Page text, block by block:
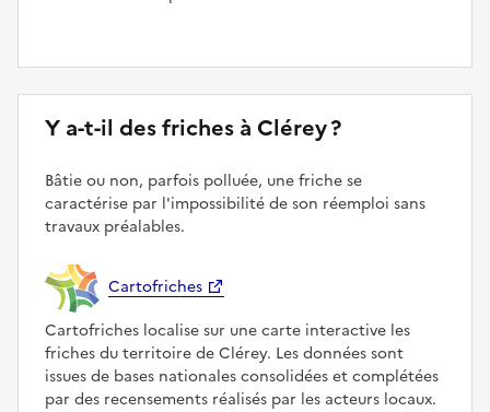
Y a-t-il des friches à Clérey ?
Bâtie ou non, parfois polluée, une friche se
caractérise par l'impossibilité de son réemploi sans
travaux préalables.
Cartofriches
Cartofriches localise sur une carte interactive les
friches du territoire de Clérey. Les données sont
issues de bases nationales consolidées et complétées
par des recensements réalisés par les acteurs locaux.